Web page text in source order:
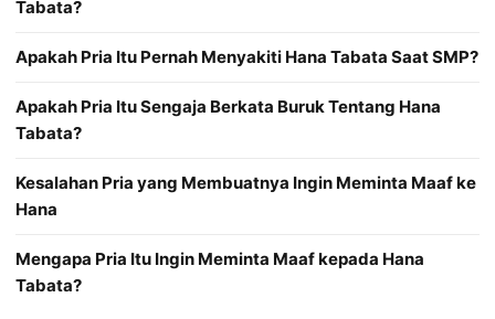
Tabata?
Apakah Pria Itu Pernah Menyakiti Hana Tabata Saat SMP?
Apakah Pria Itu Sengaja Berkata Buruk Tentang Hana
Tabata?
Kesalahan Pria yang Membuatnya Ingin Meminta Maaf ke
Hana
Mengapa Pria Itu Ingin Meminta Maaf kepada Hana
Tabata?